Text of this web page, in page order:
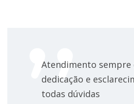
Atendimento sempre
dedicação e
todas dúvidas